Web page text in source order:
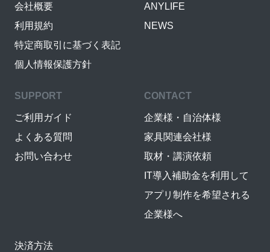
会社概要
利用規約
特定商取引に基づく表記
個人情報保護方針
ANYLIFE
NEWS
SUPPORT
ご利用ガイド
よくある質問
お問い合わせ
CONTACT
企業様・自治体様
家具関連会社様
取材・講演依頼
IT導入補助金を利用して
アプリ制作を希望される
企業様へ
決済方法